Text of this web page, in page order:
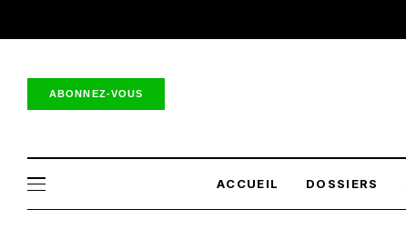
ABONNEZ-VOUS
ACCUEIL DOSSIERS